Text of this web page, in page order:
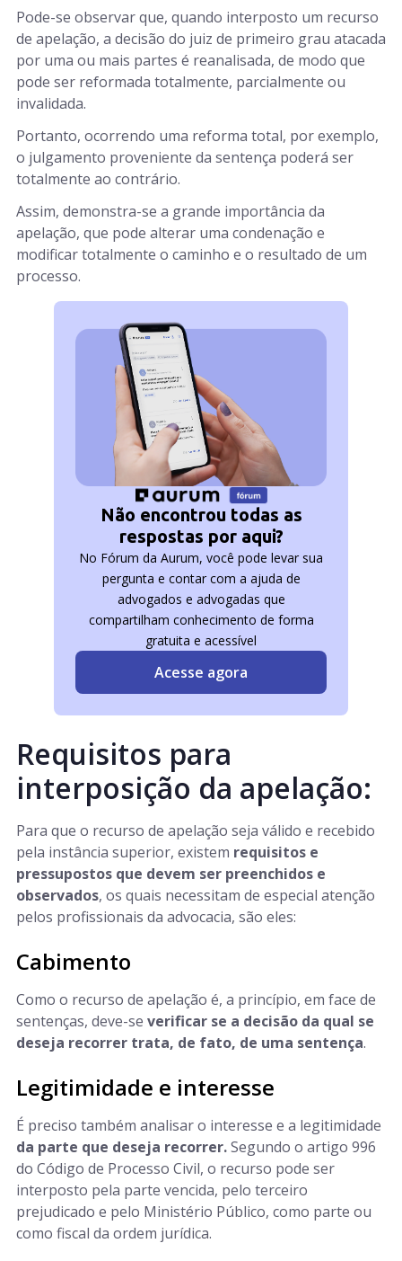
Pode-se observar que, quando interposto um recurso
de apelação, a decisão do juiz de primeiro grau atacada
por uma ou mais partes é reanalisada, de modo que
pode ser reformada totalmente, parcialmente ou
invalidada.
Portanto, ocorrendo uma reforma total, por exemplo,
o julgamento proveniente da sentença poderá ser
totalmente ao contrário.
Assim, demonstra-se a grande importância da
apelação, que pode alterar uma condenação e
modificar totalmente o caminho e o resultado de um
processo.
Não encontrou todas as
respostas por aqui?
No Fórum da Aurum, você pode levar sua
pergunta e contar com a ajuda de
advogados e advogadas que
compartilham conhecimento de forma
gratuita e acessível
Acesse agora
Requisitos para
interposição da apelação:
Para que o recurso de apelação seja válido e recebido
pela instância superior, existem requisitos e
pressupostos que devem ser preenchidos e
observados, os quais necessitam de especial atenção
pelos profissionais da advocacia, são eles:
Cabimento
Como o recurso de apelação é, a princípio, em face de
sentenças, deve-se verificar se a decisão da qual se
deseja recorrer trata, de fato, de uma sentença.
Legitimidade e interesse
É preciso também analisar o interesse e a legitimidade
da parte que deseja recorrer.Segundo o artigo 996
do Código de Processo Civil, o recurso pode ser
interposto pela parte vencida, pelo terceiro
prejudicado e pelo Ministério Público, como parte ou
como fiscal da ordem jurídica.